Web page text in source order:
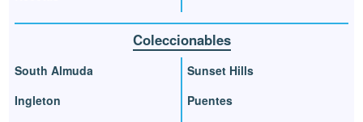
Coleccionables
South Almuda
Ingleton
Sunset Hills
Puentes